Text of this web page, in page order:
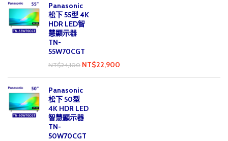
Panasonic
松下 55型 4K
HDR LED智
慧顯示器
TN-
55W70CGT
NT$24,100 NT$22,900
Panasonic
松下 50型
4K HDR LED
智慧顯示器
TN-
50W70CGT